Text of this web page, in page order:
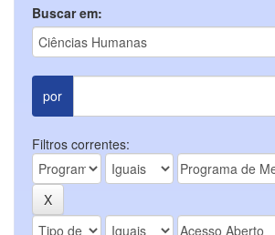
Buscar em:
por
Filtros correntes: